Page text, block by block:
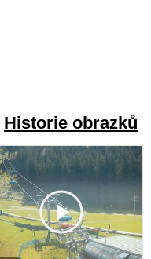
Historie obrazků